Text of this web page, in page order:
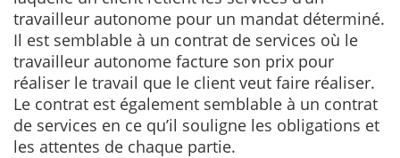
travailleur autonome pour un mandat déterminé.
Il est semblable à un contrat de services où le
travailleur autonome facture son prix pour
réaliser le travail que le client veut faire réaliser.
Le contrat est également semblable à un contrat
de services en ce qu’il souligne les obligations et
les attentes de chaque partie.